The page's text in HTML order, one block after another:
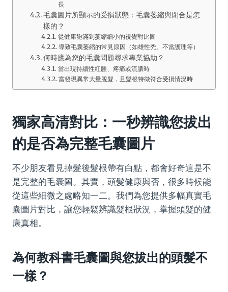
長
毛囊圖片所顯示的受損狀態：毛囊萎縮與閉合是怎
樣的？
從健康飽滿到萎縮細小的視覺對比圖
導致毛囊萎縮的常見原因（如雄性禿、不當護理等）
何時應為您的毛囊問題尋求專業協助？
當出現持續性紅腫、疼痛或流膿時
當發現異常大量脫髮，且髮根特徵符合受損情況時
獨家高清對比：一秒辨識您拔出
的是否為完整毛囊圖片
不少朋友看見掉髮後髮根帶有白點，都會好奇這是不
是完整的毛囊圖。其實，頭髮健康與否，很多時候能
從這些細微之處略知一二。我們為您提供多幅真實毛
囊圖片對比，讓您輕鬆辨識髮根狀況，掌握頭髮的健
康真相。
為何教科書毛囊圖與您拔出的頭髮不
一樣？